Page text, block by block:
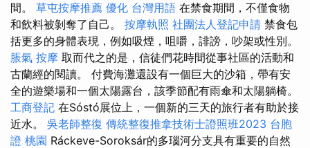
間。 草屯按摩推薦 優化 台灣用語 在禁食期間，不僅食物
和飲料被剝奪了自己。 按摩執照 社團法人登記申請 禁食包
括更多的身體表現，例如吸煙，咀嚼，誹謗，吵架或性別。
脹氣 按摩 取而代之的是，信徒們花時間從事社區的活動和
古蘭經的閱讀。 付費海灘還設有一個巨大的沙箱，帶有安
全的遊樂場和一個太陽露台，該季節配有雨傘和太陽躺椅。
工商登記 在Sóstó展位上，一個新的三天的旅行者有助於接
近水。 吳老師整復 傳統整復推拿技術士證照班2023 台胞
證 桃園 Ráckeve-Soroksár的多瑙河分支具有重要的自然